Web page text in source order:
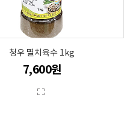
청우 멸치육수 1kg
7,600원